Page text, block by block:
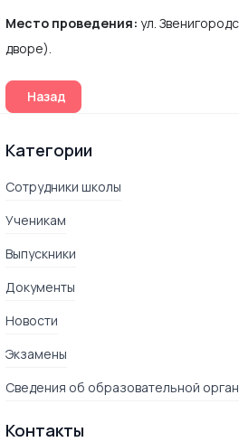
Место проведения: ул.
дворе).
Предыдущий: Приглашаем
Назад
Категории
Сотрудники школы
Ученикам
Выпускники
Документы
Новости
Экзамены
Сведения об образовательной
Контакты